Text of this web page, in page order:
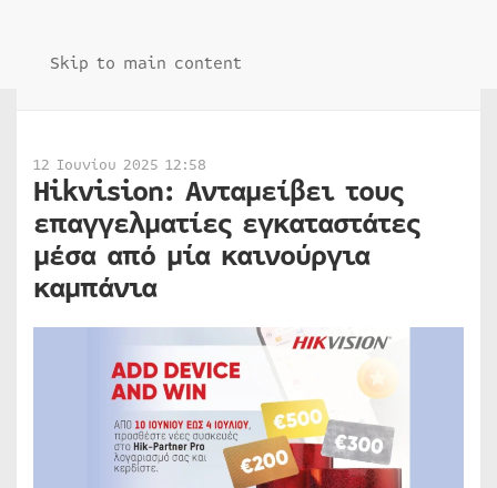
Skip to main content
12 Ιουνίου 2025 12:58
Hikvision: Ανταμείβει τους
επαγγελματίες εγκαταστάτες
μέσα από μία καινούργια
καμπάνια